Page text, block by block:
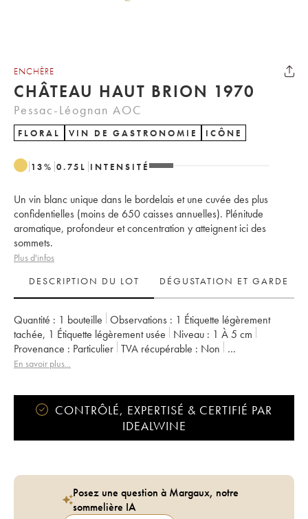
ENCHÈRE
CHÂTEAU HAUT BRION 1970
Pessac-Léognan AOC
FLORAL VIN DE GASTRONOMIE ICÔNE
13% 0.75 L INTENSITÉ
Un vin blanc unique dans le bordelais et une cuvée des plus
confidentielles (moins de 650 caisses annuelles). Plénitude
aromatique, profondeur et concentration y atteignent ici des
sommets.
Plus d'infos
DESCRIPTION DU LOT
DÉGUSTATION ET GARDE
Quantité : 1 bouteille Observations : 1 Étiquette légèrement
tachée, 1 Étiquette légèrement usée Niveau : 1 À 5 cm
Provenance : particulier TVA récupérable :
non
Région :
Bordeaux
En savoir plus...
CONTRÔLÉ, EXPERTISÉ & CERTIFIÉ PAR
IDEALWINE
Posez une question à Margaux, notre
sommelière IA